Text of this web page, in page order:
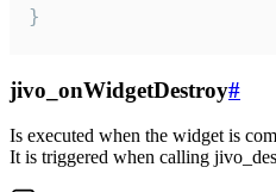
}
jivo_onWidgetDestroy#
Is executed when the widget is
It is triggered when calling